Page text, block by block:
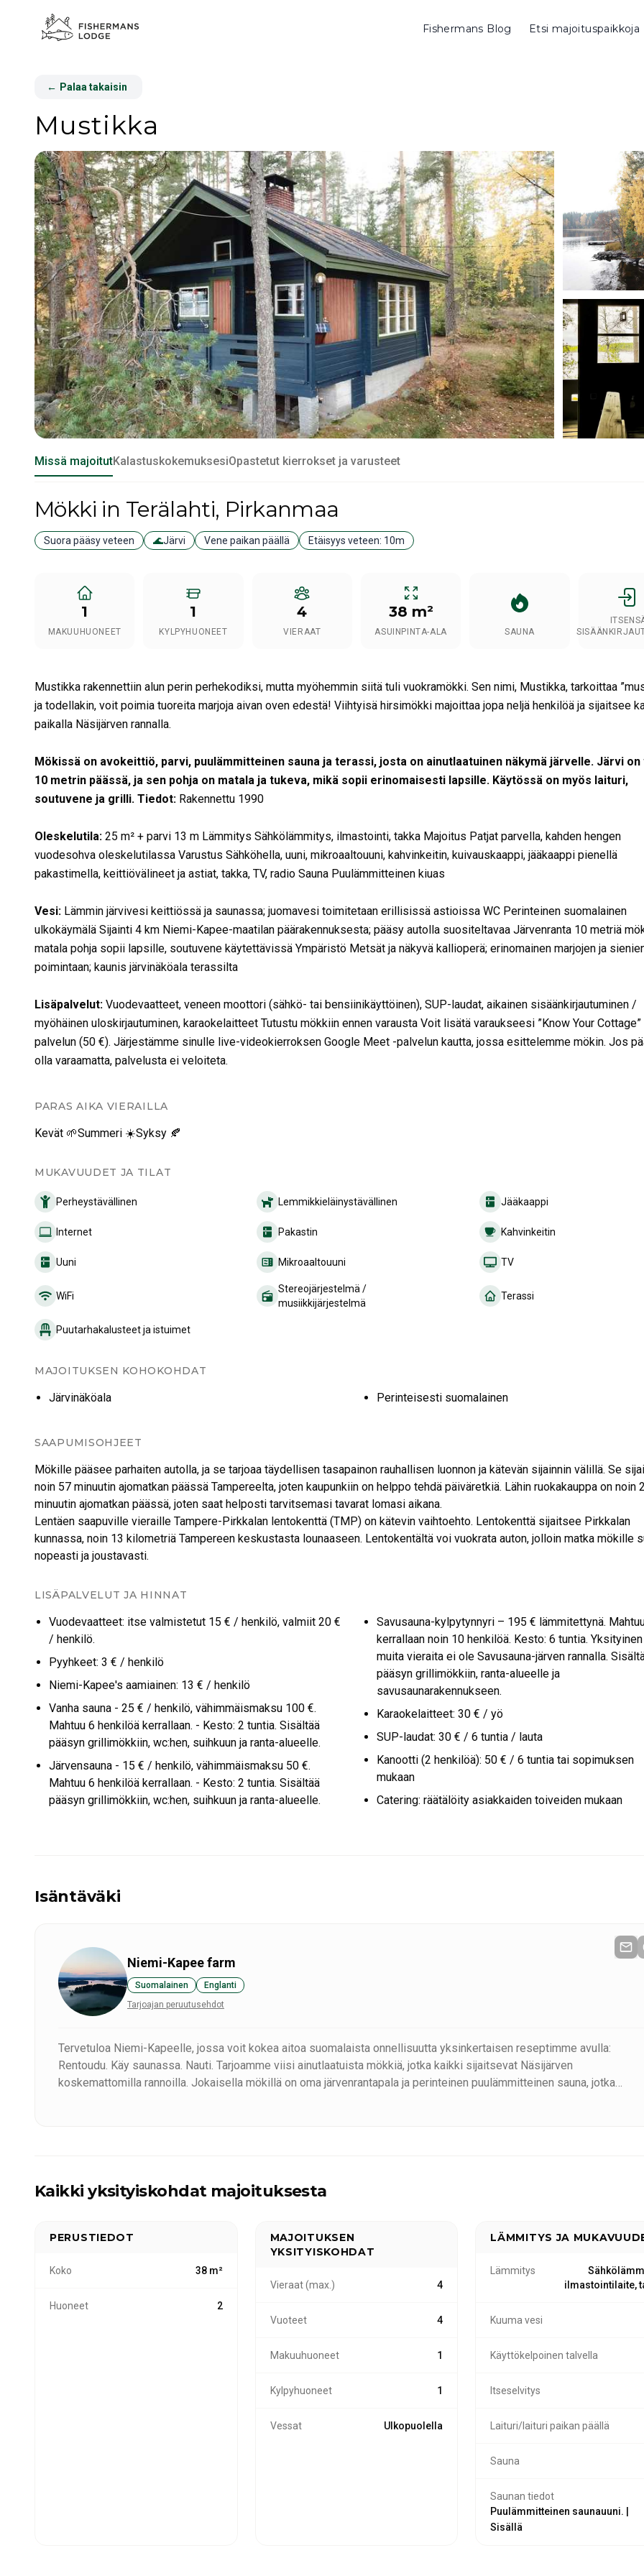
Fishermans Blog Etsi majoituspaikkoja
← Palaa takaisin
Mustikka
Missä majoitutKalastuskokemuksesiOpastetut kierrokset ja varusteet
Mökki in Terälahti, Pirkanmaa
Suora pääsy veteen 🌊Järvi Vene paikan päällä Etäisyys veteen: 10m
1
MAKUUHUONEET
1
KYLPYHUONEET
4
VIERAAT
38 m²
ASUINPINTA-ALA SAUNA
Mustikka rakennettiin alun perin perhekodiksi, mutta myöhemmin siitä tuli vuokramökki. Sen nimi, Mustikka, tarkoittaa
ja todellakin, voit poimia tuoreita marjoja aivan oven edestä! Viihtyisä hirsimökki majoittaa jopa neljä henkilöä ja sijaitsee
paikalla Näsijärven rannalla.
Mökissä on avokeittiö, parvi, puulämmitteinen sauna ja terassi, josta on ainutlaatuinen näkymä järvelle. Järvi on
10 metrin päässä, ja sen pohja on matala ja tukeva, mikä sopii erinomaisesti lapsille. Käytössä on myös laituri,
soutuvene ja grilli. Tiedot: Rakennettu 1990
Oleskelutila: 25 m² + parvi 13 m Lämmitys Sähkölämmitys, ilmastointi, takka Majoitus Patjat parvella, kahden hengen
vuodesohva oleskelutilassa Varustus Sähköhella, uuni, mikroaaltouuni, kahvinkeitin, kuivauskaappi, jääkaappi pienellä
pakastimella, keittiövälineet ja astiat, takka, TV, radio Sauna Puulämmitteinen kiuas
Vesi: Lämmin järvivesi keittiössä ja saunassa; juomavesi toimitetaan erillisissä astioissa WC Perinteinen suomalainen
ulkokäymälä Sijainti 4 km Niemi-Kapee-maatilan päärakennuksesta; pääsy autolla suositeltavaa Järvenranta 10 metriä
matala pohja sopii lapsille, soutuvene käytettävissä Ympäristö Metsät ja näkyvä kallioperä; erinomainen marjojen ja
poimintaan; kaunis järvinäköala terassilta
Lisäpalvelut: Vuodevaatteet, veneen moottori (sähkö- tai bensiinikäyttöinen), SUP-laudat, aikainen sisäänkirjautuminen /
myöhäinen uloskirjautuminen, karaokelaitteet Tutustu mökkiin ennen varausta Voit lisätä varaukseesi ”Know Your Cottage”
palvelun (50 €). Järjestämme sinulle live-videokierroksen Google Meet -palvelun kautta, jossa esittelemme mökin. Jos
olla varaamatta, palvelusta ei veloiteta.
PARAS AIKA VIERAILLA
Kevät 🌱Summeri ☀️Syksy 🍂
MUKAVUUDET JA TILAT
Perheystävällinen Lemmikkieläinystävällinen Jääkaappi
Internet Pakastin Kahvinkeitin
Uuni Mikroaaltouuni TV
WiFi
Stereojärjestelmä /
musiikkijärjestelmä
Terassi
Puutarhakalusteet ja istuimet
MAJOITUKSEN KOHOKOHDAT
Järvinäköala Perinteisesti suomalainen
SAAPUMISOHJEET
Mökille pääsee parhaiten autolla, ja se tarjoaa täydellisen tasapainon rauhallisen luonnon ja kätevän sijainnin välillä. Se
noin 57 minuutin ajomatkan päässä Tampereelta, joten kaupunkiin on helppo tehdä päiväretkiä. Lähin ruokakauppa on noin
minuutin ajomatkan päässä, joten saat helposti tarvitsemasi tavarat lomasi aikana.
Lentäen saapuville vieraille Tampere-Pirkkalan lentokenttä (TMP) on kätevin vaihtoehto. Lentokenttä sijaitsee Pirkkalan
kunnassa, noin 13 kilometriä Tampereen keskustasta lounaaseen. Lentokentältä voi vuokrata auton, jolloin matka mökille
nopeasti ja joustavasti.
LISÄPALVELUT JA HINNAT
Vuodevaatteet: itse valmistetut 15 € / henkilö, valmiit 20 €
/ henkilö.
Pyyhkeet: 3 € / henkilö
Niemi-Kapee's aamiainen: 13 € / henkilö
Vanha sauna - 25 € / henkilö, vähimmäismaksu 100 €.
Mahtuu 6 henkilöä kerrallaan. - Kesto: 2 tuntia. Sisältää
pääsyn grillimökkiin, wc:hen, suihkuun ja ranta-alueelle.
Järvensauna - 15 € / henkilö, vähimmäismaksu 50 €.
Mahtuu 6 henkilöä kerrallaan. - Kesto: 2 tuntia. Sisältää
pääsyn grillimökkiin, wc:hen, suihkuun ja ranta-alueelle.
Savusauna-kylpytynnyri – 195 € lämmitettynä.
kerrallaan noin 10 henkilöä. Kesto: 6 tuntia.
muita vieraita ei ole Savusauna-järven rannalla.
pääsyn grillimökkiin, ranta-alueelle ja
savusaunarakennukseen.
Karaokelaitteet: 30 € / yö
SUP-laudat: 30 € / 6 tuntia / lauta
Kanootti (2 henkilöä): 50 € / 6 tuntia tai sopimuksen
mukaan
Catering: räätälöity asiakkaiden toiveiden mukaan
Isäntäväki
Niemi-Kapee farm
Suomalainen
Englanti
Tarjoajan peruutusehdot
Tervetuloa Niemi-Kapeelle, jossa voit kokea aitoa suomalaista onnellisuutta yksinkertaisen reseptimme avulla:
Rentoudu. Käy saunassa. Nauti. Tarjoamme viisi ainutlaatuista mökkiä, jotka kaikki sijaitsevat Näsijärven
koskemattomilla rannoilla. Jokaisella mökillä on oma järvenrantapala ja perinteinen puulämmitteinen sauna, jotka
Etsitpä sitten rauhallista retriittiä tai kodikasta lomaa, Niemi-Kapee tarjoaa sinulle täydellisen mökin. Odotamme
että saamme toivottaa sinut tervetulleeksi unohtumattomalle lomalle!
Kaikki yksityiskohdat majoituksesta
PERUSTIEDOT
Koko 38 m²
Huoneet 2
MAJOITUKSEN
YKSITYISKOHDAT
Vieraat (max.) 4
Vuoteet 4
Makuuhuoneet 1
Kylpyhuoneet 1
Vessat Ulkopuolella
LÄMMITYS JA
Lämmitys
ilmastointilaite,
Kuuma vesi
Käyttökelpoinen talvella
Itseselvitys
Laituri/laituri paikan päällä
Sauna
Saunan tiedot
Puulämmitteinen saunauuni. |
Sisällä